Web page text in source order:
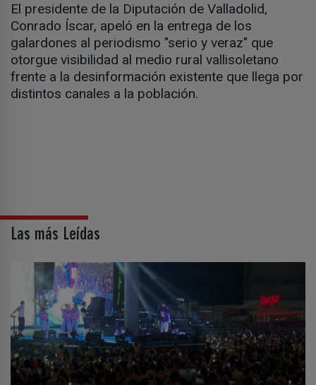
El presidente de la Diputación de Valladolid,
Conrado Íscar, apeló en la entrega de los
galardones al periodismo "serio y veraz" que
otorgue visibilidad al medio rural vallisoletano
frente a la desinformación existente que llega por
distintos canales a la población.
Las más Leídas